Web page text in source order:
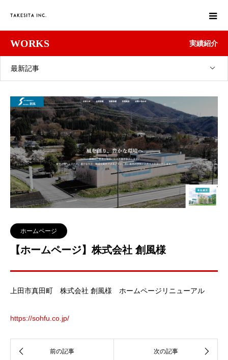
WORKS 実績紹介
最新記事
ホームページ
【ホームページ】株式会社 創風様
上田市真田町 株式会社 創風様 ホームページリニューアル
https://sohfu.co.jp/